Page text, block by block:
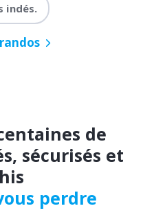
indés.
de
sécurisés et
perdre